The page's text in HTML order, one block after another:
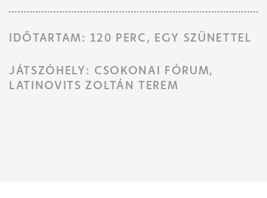
IDŐTARTAM: 120 PERC, EGY SZÜNETTEL
JÁTSZÓHELY: CSOKONAI FÓRUM,
LATINOVITS ZOLTÁN TEREM